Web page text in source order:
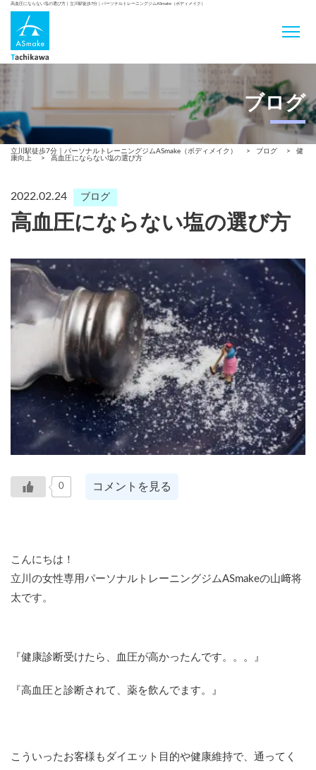
高血圧にならない塩の選び方 | 立川駅徒歩7分｜パーソナルトレーニングジムASmake（ボディメイク）
ブログ
立川駅徒歩7分｜パーソナルトレーニングジムASmake（ボディメイク） > ブログ >
健
康向上
> 高血圧にならない塩の選び方
2022.02.24 ブログ
高血圧にならない塩の選び方
0 コメントを見る
こんにちは！
立川の女性専用パーソナルトレーニングジムASmakeの山﨑将
太です。
『健康診断受けたら、血圧が高かったんです。。。』
『高血圧と診断されて、薬を飲んでます。』
こういったお客様もダイエット目的や健康維持で、通ってく